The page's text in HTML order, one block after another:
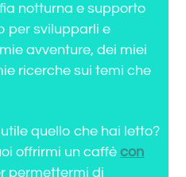
notturna e supporto
per svilupparli e
avventure, dei miei
ricerche sui temi che
quello che hai letto?
offrirmi un caffècon
permettermi di